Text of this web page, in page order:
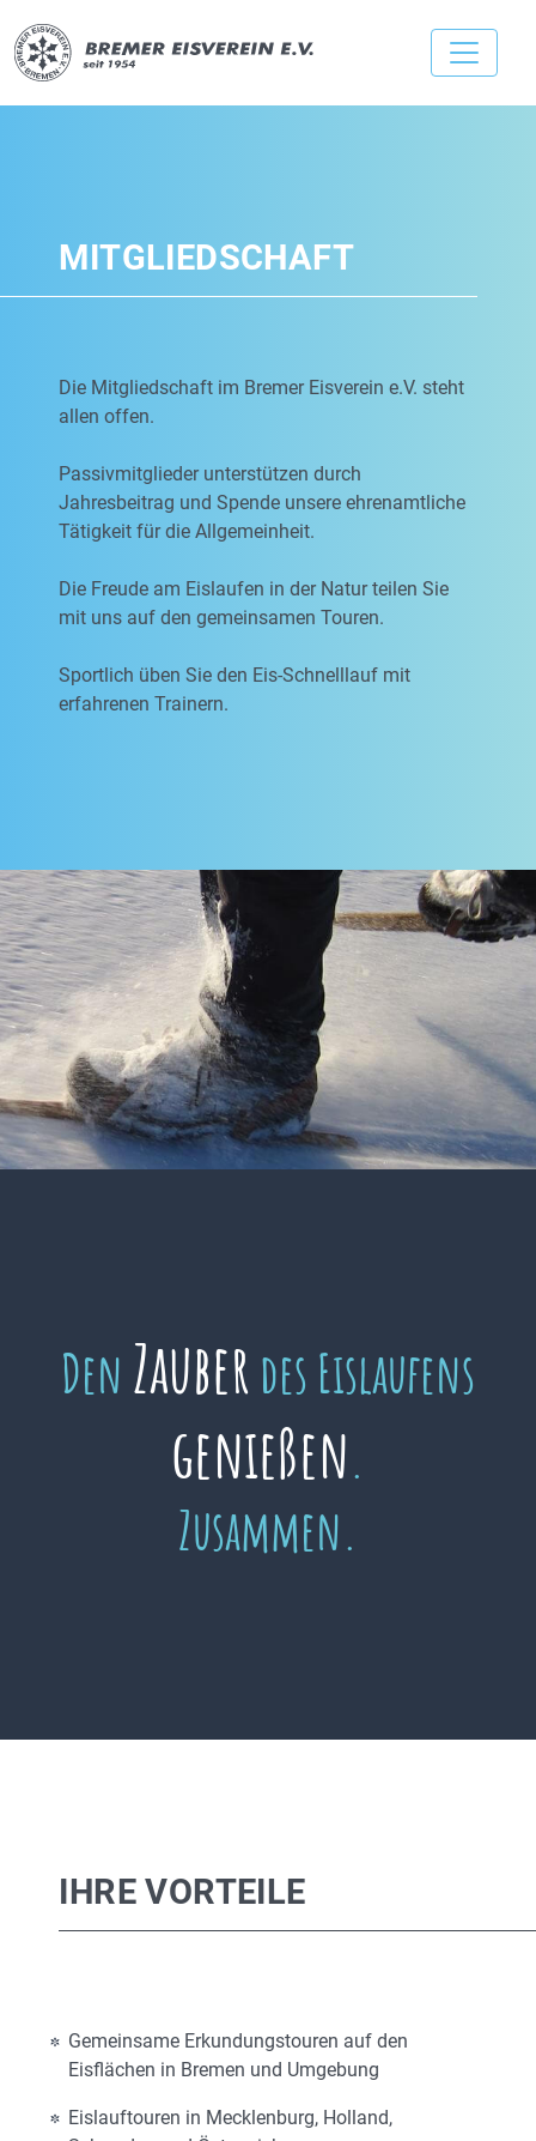
MITGLIEDSCHAFT
Die Mitgliedschaft im Bremer Eisverein e.V. steht
allen offen.
Passivmitglieder unterstützen durch
Jahresbeitrag und Spende unsere ehrenamtliche
Tätigkeit für die Allgemeinheit.
Die Freude am Eislaufen in der Natur teilen Sie
mit uns auf den gemeinsamen Touren.
Sportlich üben Sie den Eis-Schnelllauf mit
erfahrenen Trainern.
Den Zauber des Eislaufens
genießen.
Zusammen.
IHRE VORTEILE
Gemeinsame Erkundungstouren auf den
Eisflächen in Bremen und Umgebung
Eislauftouren in Mecklenburg, Holland,